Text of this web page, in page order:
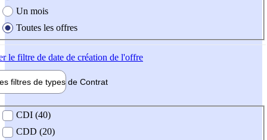
Un mois
Toutes les offres
le filtre de date de création de l'offre
filtres de types de Contrat
contrat
CDI (40)
CDD (20)